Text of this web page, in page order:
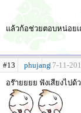
แล้วก้อช่วยตอบหน่อยเ
#13 phujang17-11-
อร๊ายยยย ฟังเสียงไปด้